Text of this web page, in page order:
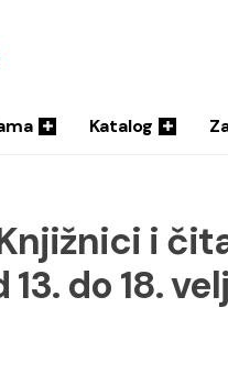
Katalog
i
do 18.